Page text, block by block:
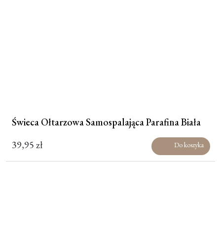
Świeca Ołtarzowa Samospalająca Parafina Biała
39,95zł Do koszyka